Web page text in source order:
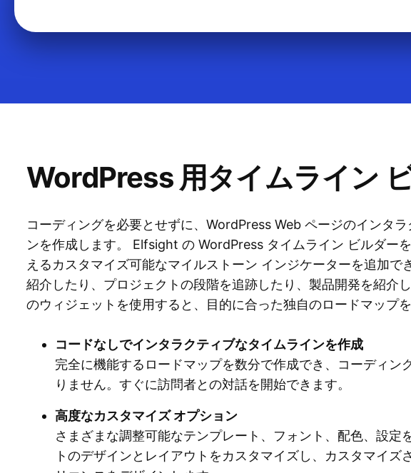
WordPress 用タイムライン
コーディングを必要とせずに、WordPress Web ページのインタ
ンを作成します。 Elfsight の WordPress タイムライン ビルダー
えるカスタマイズ可能なマイルストーン インジケーターを追加で
紹介したり、プロジェクトの段階を追跡したり、製品開発を紹介
のウィジェットを使用すると、目的に合った独自のロードマップ
コードなしでインタラクティブなタイムラインを作成
完全に機能するロードマップを数分で作成でき、コーディン
りません。すぐに訪問者との対話を開始できます。
高度なカスタマイズ オプション
さまざまな調整可能なテンプレート、フォント、配色、設定
トのデザインとレイアウトをカスタマイズし、カスタマイズ